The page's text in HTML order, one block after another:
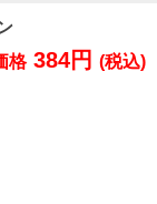
格 384円 (税込)